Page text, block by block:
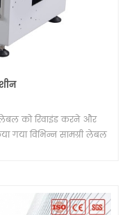
को रिवाइंड करने और
विभिन्न सामग्री लेबल